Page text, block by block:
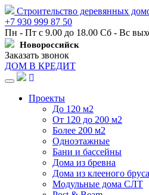
Строительство деревянных
+7 930 999 87 50
Пн - Пт с 9.00 до 18.00 Сб - Вс
Новороссийск
Заказать звонок
ДОМ В КРЕДИТ
Навигация
Проекты
До 120 м2
От 120 до 200 м2
Более 200 м2
Одноэтажные
Бани и бассейны
Дома из бревна
Дома из клееного бруса
Модульные дома СЛТ